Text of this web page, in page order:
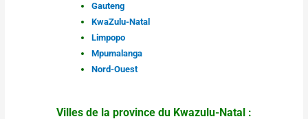
Gauteng
KwaZulu-Natal
Limpopo
Mpumalanga
Nord-Ouest
Villes de la province du Kwazulu-Natal :